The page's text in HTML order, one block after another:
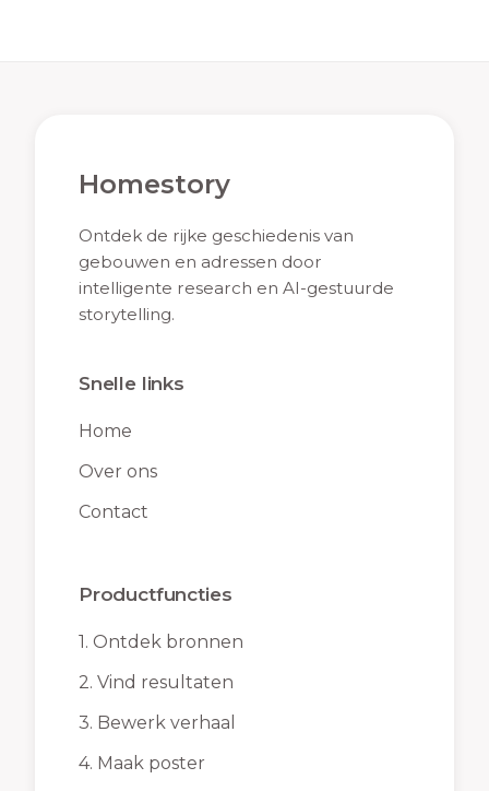
Homestory
Ontdek de rijke geschiedenis van
gebouwen en adressen door
intelligente research en AI-gestuurde
storytelling.
Snelle links
Home
Over ons
Contact
Productfuncties
1. Ontdek bronnen
2. Vind resultaten
3. Bewerk verhaal
4. Maak poster